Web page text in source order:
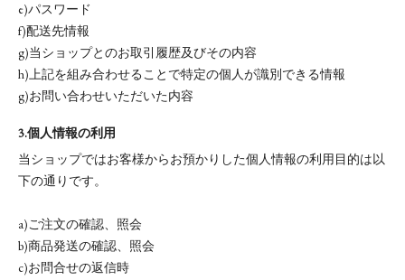
e)パスワード
f)配送先情報
g)当ショップとのお取引履歴及びその内容
h)上記を組み合わせることで特定の個人が識別できる情報
g)お問い合わせいただいた内容
3.個人情報の利用
当ショップではお客様からお預かりした個人情報の利用目的は以
下の通りです。
a)ご注文の確認、照会
b)商品発送の確認、照会
c)お問合せの返信時